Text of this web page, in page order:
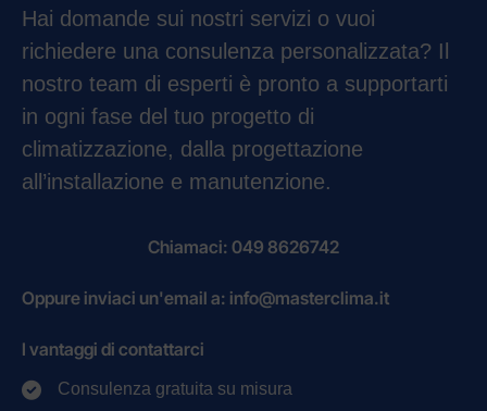
Hai domande sui nostri servizi o vuoi
richiedere una consulenza personalizzata? Il
nostro team di esperti è pronto a supportarti
in ogni fase del tuo progetto di
climatizzazione, dalla progettazione
all’installazione e manutenzione.
Chiamaci: 049 8626742
Oppure inviaci un'email a: info@masterclima.it
I vantaggi di contattarci
Consulenza gratuita su misura